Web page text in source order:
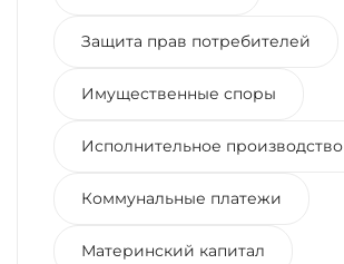
Защита прав потребителей
Имущественные споры
Исполнительное производство
Коммунальные платежи
Материнский капитал